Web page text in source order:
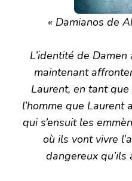
« Damianos de
L’identité de
maintenant
Laurent, en tant
l’homme que Laurent
qui s’ensuit les
où ils vont vivre
dangereux qu’ils